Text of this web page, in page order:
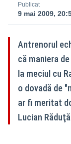
Publicat
9 mai 2009,
Antrenorul
că maniera
la meciul cu
o dovadă de
ar fi meritat
Lucian